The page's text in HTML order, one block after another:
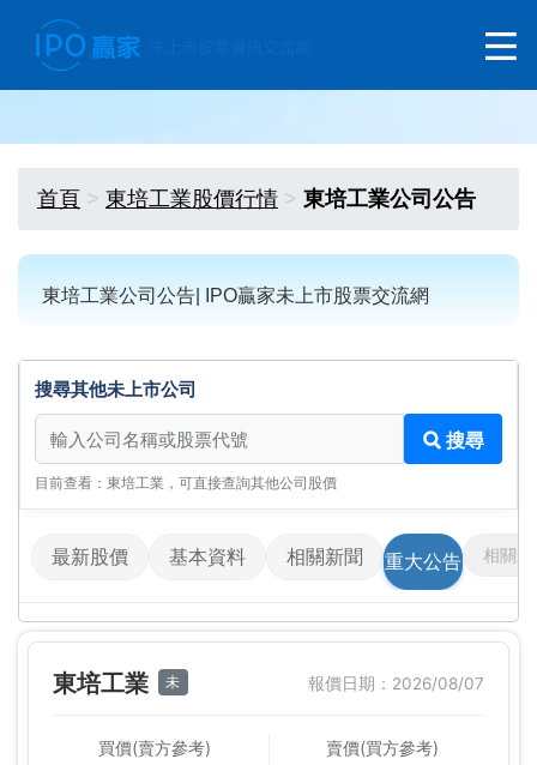
首頁 東培工業股價行情 東培工業公司公告
東培工業公司公告| IPO贏家未上市股票交流網
搜尋其他未上市公司
搜尋其他未上市公司
搜尋
目前查看：東培工業，可直接查詢其他公司股價
最新股價 基本資料 相關新聞 重大公告 相關影
東培工業 未 報價日期：2026/08/07
買價(賣方參考) 賣價(買方參考)